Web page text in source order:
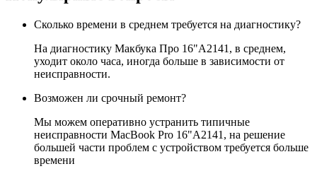
Сколько времени в среднем требуется на диагностику?
На диагностику Макбука Про 16"A2141, в среднем,
уходит около часа, иногда больше в зависимости от
неисправности.
Возможен ли срочный ремонт?
Мы можем оперативно устранить типичные
неисправности MacBook Pro 16"A2141, на решение
большей части проблем с устройством требуется больше
времени